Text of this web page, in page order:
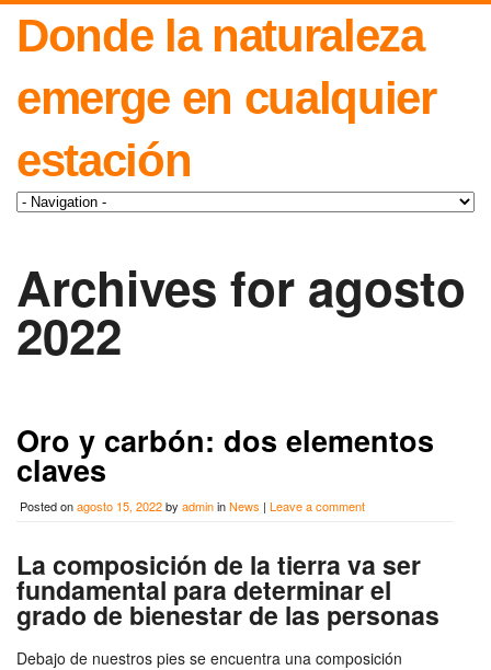
Donde la naturaleza
emerge en cualquier
estación
Archives for agosto
2022
Oro y carbón: dos elementos
claves
Posted onagosto 15, 2022by admininNews | Leave a comment
La composición de la tierra va ser
fundamental para determinar el
grado de bienestar de las personas
Debajo de nuestros pies se encuentra una composición